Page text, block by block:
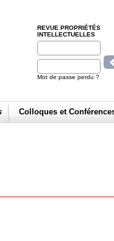
REVUE PROPRIÉTÉS
INTELLECTUELLES
Mot de passe perdu ?
Colloques et